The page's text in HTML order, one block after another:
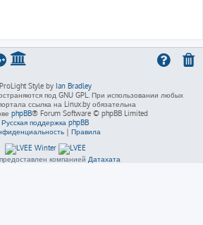
ProLight Style by Ian Bradley
под GNU GPL. При использовании любых
ссылка на Linux.by обязательна
phpBB® Forum Software © phpBB Limited
Русская поддержка phpBB
| Правила
компанией Датахата